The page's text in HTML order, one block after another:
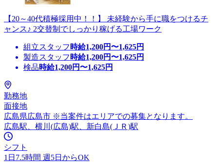
【20～40代積極採用中！！】 未経験から手に職をつけるチ
ャンス♪ 2交替制でしっかり稼げる工場ワーク
組立スタッフ 時給1,200円〜1,625円
製造スタッフ 時給1,200円〜1,625円
検品時給1,200円〜1,625円
勤務地
面接地
広島県広島市 ※当案件はエリアでの募集となります。
広島駅、横川(広島)駅、新白島(ＪＲ)駅
シフト
1日7.5時間 週5日からOK